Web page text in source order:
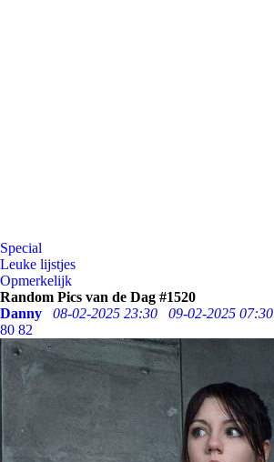
Special
Leuke lijstjes
Opmerkelijk
Random Pics van de Dag #1520
Danny
08-02-2025 23:30 09-02-2025 07:30
80 82